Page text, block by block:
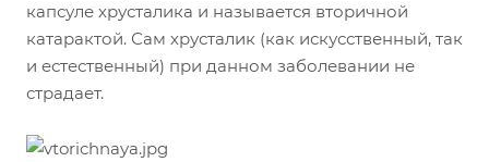
капсуле хрусталика и называется вторичной
катарактой. Сам хрусталик (как искусственный, так
и естественный) при данном заболевании не
страдает.